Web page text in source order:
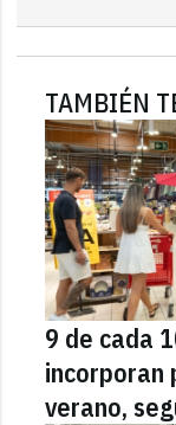
TAMBIÉN
9 de cada
incorporan
verano,